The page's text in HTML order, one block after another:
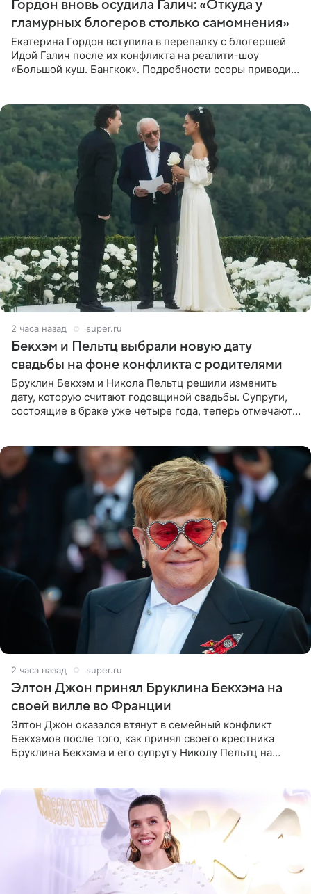
Гордон вновь осудила Галич: «Откуда у
гламурных блогеров столько самомнения»
Екатерина Гордон вступила в перепалку с блогершей
Идой Галич после их конфликта на реалити-шоу
«Большой куш. Бангкок». Подробности ссоры приводит
2 часа назад super.ru
Бекхэм и Пельтц выбрали новую дату
свадьбы на фоне конфликта с родителями
Бруклин Бекхэм и Никола Пельтц решили изменить
дату, которую считают годовщиной свадьбы. Супруги,
состоящие в браке уже четыре года, теперь отмечают
2 часа назад super.ru
Элтон Джон принял Бруклина Бекхэма на
своей вилле во Франции
Элтон Джон оказался втянут в семейный конфликт
Бекхэмов после того, как принял своего крестника
Бруклина Бекхэма и его супругу Николу Пельтц на